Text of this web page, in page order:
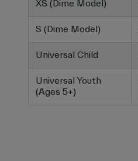
XS (Dime Model)
S (Dime Model)
Universal Child
Universal Youth
(Ages 5+)